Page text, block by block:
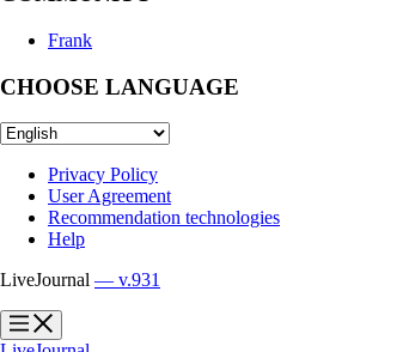
Frank
CHOOSE LANGUAGE
Privacy Policy
User Agreement
Recommendation technologies
Help
LiveJournal — v.931
?
?